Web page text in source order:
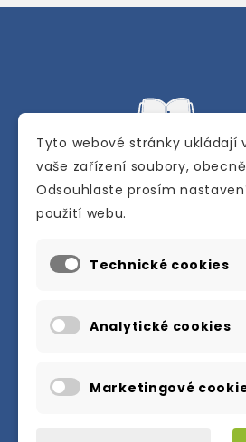
Internetové a
anglického
Karly Machové
Tyto webové stránky ukládají
vaše zařízení soubory,
Odsouhlaste prosím
použití webu.
Technické cookies
Analytické cookies
Marketingové